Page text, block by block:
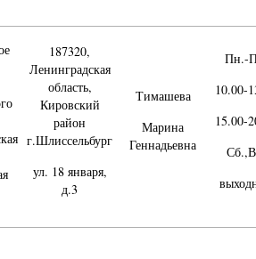
187320,
Ленинградская
область,
Кировский
район
г.Шлиссельбург
ул. 18 января,
д.3
Тимашева
Марина
Геннадьевна
Пн.-
10.00-
15.00-